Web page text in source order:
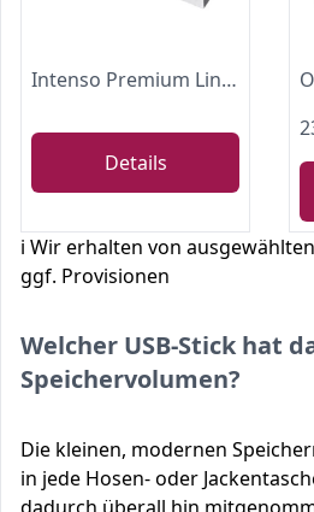
Intenso Premium Line 128 GB USB-Stick USB 3.2 Gen 1x1, silber
Details
ℹ️ Wir erhalten von
ggf. Provisionen
Welcher USB-Stick hat
Speichervolumen?
Die kleinen, modernen
in jede Hosen- oder